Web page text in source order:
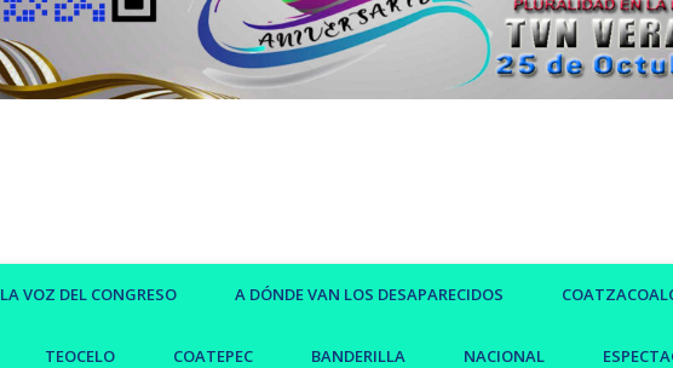
LA VOZ DEL CONGRESO A DÓNDE VAN LOS DESAPARECIDOS
TEOCELO COATEPEC BANDERILLA NACIONAL